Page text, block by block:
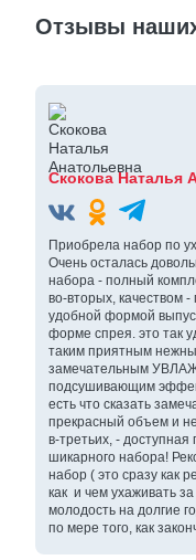
Отзывы
Скокова Наталья
Приобрела набор по
Очень осталась
набора - полный
во-вторых, качеством
удобной формой
форме спрея. это так
таким приятным
замечательным
подсушивающим
есть что сказать
прекрасный объем и
в-третьих, - доступная
шикарного набора!
набор ( это сразу как
как и чем ухаживать
молодость на долгие
по мере того, как